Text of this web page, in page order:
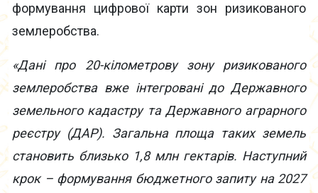
формування цифрової карти зон ризикованого
землеробства.
«Дані про 20-кілометрову зону ризикованого
землеробства вже інтегровані до Державного
земельного кадастру та Державного аграрного
реєстру (ДАР). Загальна площа таких земель
становить близько 1,8 млн гектарів. Наступний
крок – формування бюджетного запиту на 2027